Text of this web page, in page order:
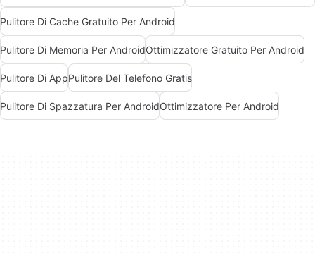
Pulitore Di Cache Gratuito Per Android
Pulitore Di Memoria Per AndroidOttimizzatore Gratuito Per Android
Pulitore Di AppPulitore Del Telefono Gratis
Pulitore Di Spazzatura Per AndroidOttimizzatore Per Android